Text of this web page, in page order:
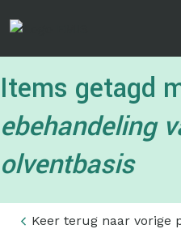
Items getagd
ebehandeling
olventbasis
Keer terug naar vorige